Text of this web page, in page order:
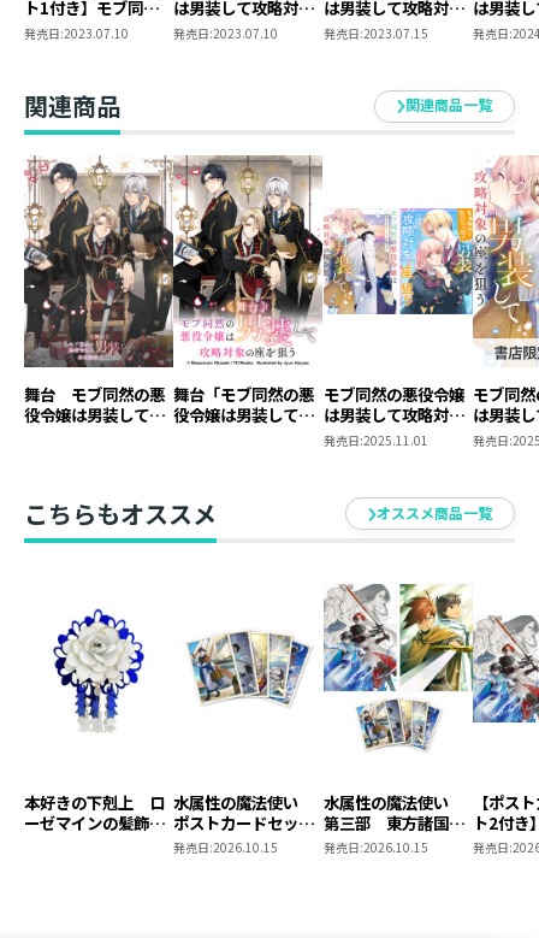
ト1付き】モブ同然
の悪役令嬢は男装し
て攻略対象の座を狙
発売日:2023.07.10
は男装して攻略対象
の座を狙う ポストカ
ードセット1
発売日:2023.07.10
は男装して攻略対象
の座を狙う まとめ買
いセット（原作小説
第1巻＋ポストカー
ドセット1）
発売日:2023.07.15
は男装
の座を
ルスタ
発売日:
関連商品 関連商品一覧
舞台 モブ同然の悪
役令嬢は男装して攻
舞台「モブ同然の悪
役令嬢は男装して攻
モブ同然の悪役令嬢
は男装して攻略対象
の座を狙う 原作小
セット【特典SS付
き】
発売日:2025.11.01
モブ同
は男装
の座を
発売日:
こちらもオススメ オススメ商品一覧
本好きの下剋上 ロ
ーゼマインの髪飾り
水属性の魔法使い
ポストカードセット
2
発売日:2026.10.15
水属性の魔法使い
第三部 東方諸国編
8 同時発売まとめ
発売日:2026.10.15
【ポス
ト2付き
魔法使
発売日: